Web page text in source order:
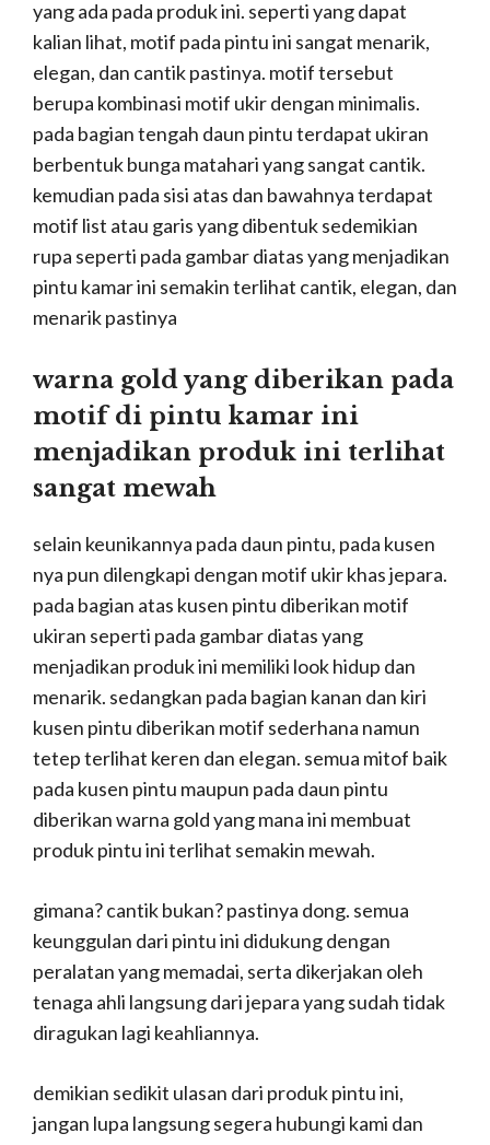
yang ada pada produk ini. seperti yang dapat
kalian lihat, motif pada pintu ini sangat menarik,
elegan, dan cantik pastinya. motif tersebut
berupa kombinasi motif ukir dengan minimalis.
pada bagian tengah daun pintu terdapat ukiran
berbentuk bunga matahari yang sangat cantik.
kemudian pada sisi atas dan bawahnya terdapat
motif list atau garis yang dibentuk sedemikian
rupa seperti pada gambar diatas yang menjadikan
pintu kamar ini semakin terlihat cantik, elegan, dan
menarik pastinya
warna gold yang diberikan pada
motif di pintu kamar ini
menjadikan produk ini terlihat
sangat mewah
selain keunikannya pada daun pintu, pada kusen
nya pun dilengkapi dengan motif ukir khas jepara.
pada bagian atas kusen pintu diberikan motif
ukiran seperti pada gambar diatas yang
menjadikan produk ini memiliki look hidup dan
menarik. sedangkan pada bagian kanan dan kiri
kusen pintu diberikan motif sederhana namun
tetep terlihat keren dan elegan. semua mitof baik
pada kusen pintu maupun pada daun pintu
diberikan warna gold yang mana ini membuat
produk pintu ini terlihat semakin mewah.
gimana? cantik bukan? pastinya dong. semua
keunggulan dari pintu ini didukung dengan
peralatan yang memadai, serta dikerjakan oleh
tenaga ahli langsung dari jepara yang sudah tidak
diragukan lagi keahliannya.
demikian sedikit ulasan dari produk pintu ini,
jangan lupa langsung segera hubungi kami dan